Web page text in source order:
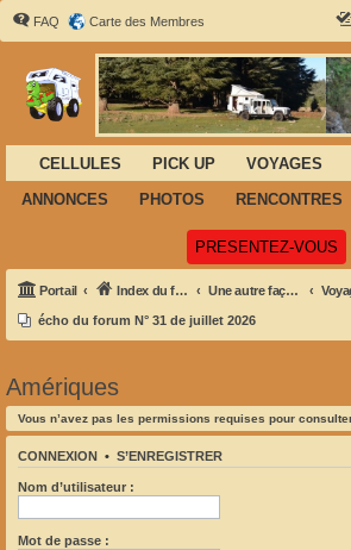
FAQ Carte des Membres
CELLULES PICK UP VOYAGES
ANNONCES
PHOTOS RENCONTRES
PRESENTEZ-VOUS
Portail Index du forum Une autre façon de voyager
écho du forum N° 31 de juillet 2026
Amériques
Vous n’avez pas les permissions requises pour
CONNEXION • S’ENREGISTRER
Nom d’utilisateur :
Mot de passe :